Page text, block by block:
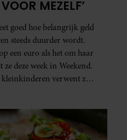
MEZELF’
goed hoe belangrijk geld
steeds duurder wordt.
een euro als het om haar
deze week in Weekend.
verwent ze